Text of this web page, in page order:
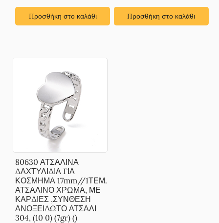
Προσθήκη στο καλάθι Προσθήκη στο καλάθι
80630 ΑΤΣΑΛΙΝΑ
ΔΑΧΤΥΛΙΔΙΑ ΓΙΑ
ΚΟΣΜΗΜΑ 17mm//1ΤΕΜ.
ΑΤΣΑΛΙΝΟ ΧΡΩΜΑ, ΜΕ
ΚΑΡΔΙΕΣ ,ΣΥΝΘΕΣΗ
ΑΝΟΞΕΙΔΩΤΟ ΑΤΣΑΛΙ
304, (10 0) (7gr) ()